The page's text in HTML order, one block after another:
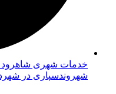
خدمات شهری شاهرود
شهروندسپاری در